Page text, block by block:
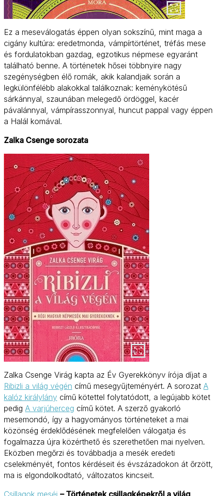
Ez a meseválogatás éppen olyan sokszínű, mint maga a
cigány kultúra: eredetmonda, vámpírtörténet, tréfás mese
és fordulatokban gazdag, egzotikus népmese egyaránt
található benne. A történetek hősei többnyire nagy
szegénységben élő romák, akik kalandjaik során a
legkülönfélébb alakokkal találkoznak: keménykötésű
sárkánnyal, szaunában melegedő ördöggel, kacér
pávalánnyal, vámpírasszonnyal, huncut pappal vagy éppen
a Halál komával.
Zalka Csenge sorozata
Zalka Csenge Virág kapta az Év Gyerekkönyv írója díjat a
Ribizli a világ végén című mesegyűjteményért. A sorozat A
kalóz királylány című kötettel folytatódott, a legújabb kötet
pedig A varjúherceg című kötet. A szerző gyakorló
mesemondó, így a hagyományos történeteket a mai
közönség érdeklődésének megfelelően válogatja és
fogalmazza újra közérthető és szerethetően mai nyelven.
Eközben megőrzi és továbbadja a mesék eredeti
cselekményét, fontos kérdéseit és évszázadokon át őrzött,
ma is elgondolkodtató, változatos kincseit.
Csillagok meséi – Történetek csillagképekről a világ